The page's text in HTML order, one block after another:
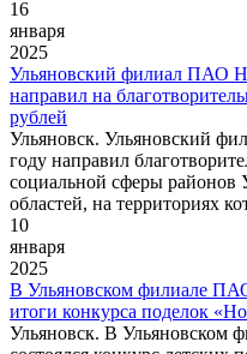
16
января
2025
Ульяновский филиал ПАО
направил на
рублей
Ульяновск. Ульяновский
году направил
социальной сферы районов
областей, на территориях
10
января
2025
В Ульяновском филиале
итоги конкурса поделок
Ульяновск. В